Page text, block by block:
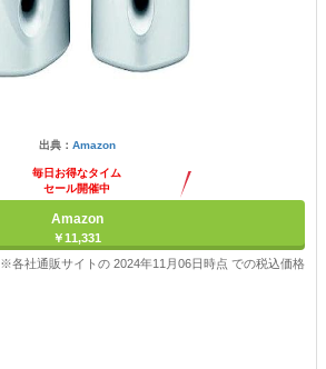
出典： Amazon
毎日お得なタイム
セール開催中
Amazon
￥11,331
※各社通販サイトの 2024年11月06日時点 での税込価格